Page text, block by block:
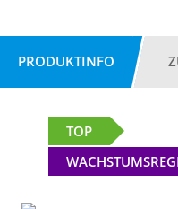
PRODUKTINFO
TOP